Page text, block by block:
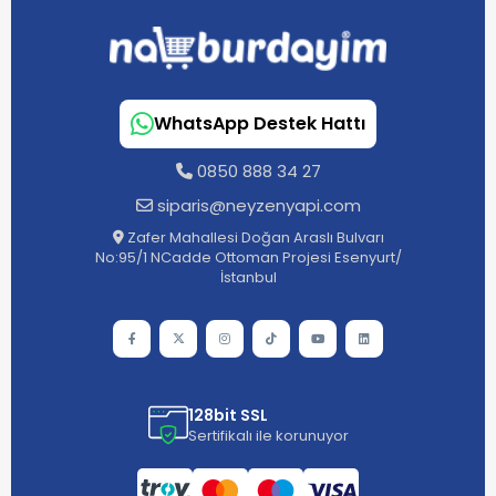
WhatsApp Destek Hattı
0850 888 34 27
siparis@neyzenyapi.com
Zafer Mahallesi Doğan Araslı Bulvarı
No:95/1 NCadde Ottoman Projesi Esenyurt/
İstanbul
128bit SSL
Sertifikalı ile korunuyor